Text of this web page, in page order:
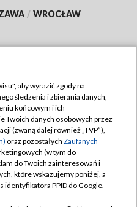
/ WROCŁAW
TVP
zgody
aby wyrazić zgody na
śledzenia i zbierania danych,
końcowym i ich
Twoich danych osobowych przez
(zwaną dalej również „TVP”),
oraz pozostałych Zaufanych
(w tym do
do Twoich zainteresowań i
które wskazujemy poniżej, a
identyfikatora PPID do Google.